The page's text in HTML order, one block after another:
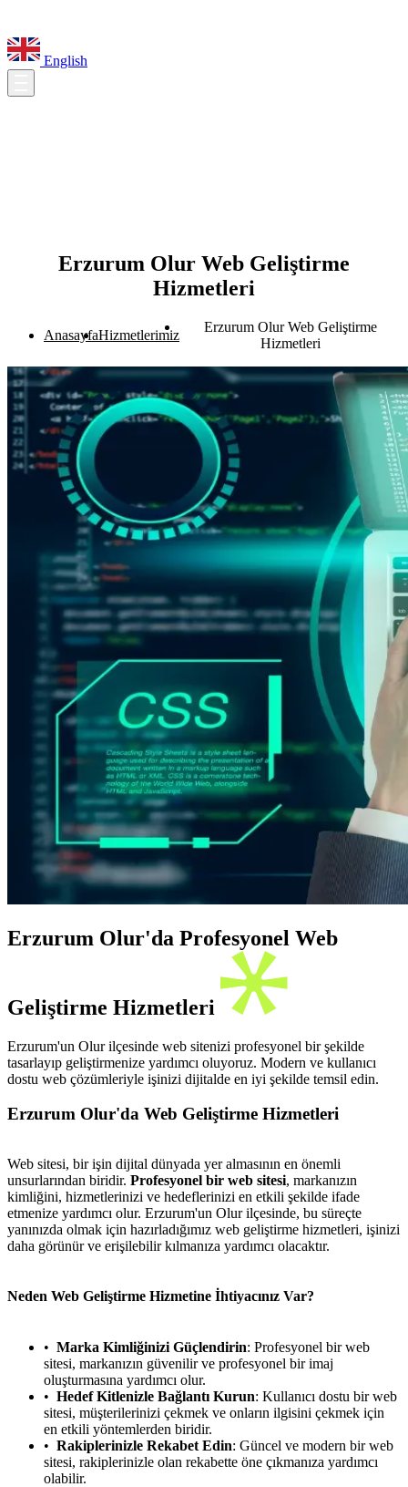
English
Erzurum Olur Web Geliştirme
Hizmetleri
AnasayfaHizmetlerimiz
Erzurum Olur Web Geliştirme
Hizmetleri
Erzurum Olur'da Profesyonel Web
Geliştirme Hizmetleri
Erzurum'un Olur ilçesinde web sitenizi profesyonel bir şekilde
tasarlayıp geliştirmenize yardımcı oluyoruz. Modern ve kullanıcı
dostu web çözümleriyle işinizi dijitalde en iyi şekilde temsil edin.
Erzurum Olur'da Web Geliştirme Hizmetleri
Web sitesi, bir işin dijital dünyada yer almasının en önemli
unsurlarından biridir. Profesyonel bir web sitesi, markanızın
kimliğini, hizmetlerinizi ve hedeflerinizi en etkili şekilde ifade
etmenize yardımcı olur. Erzurum'un Olur ilçesinde, bu süreçte
yanınızda olmak için hazırladığımız web geliştirme hizmetleri, işinizi
daha görünür ve erişilebilir kılmanıza yardımcı olacaktır.
Neden Web Geliştirme Hizmetine İhtiyacınız Var?
Marka Kimliğinizi Güçlendirin: Profesyonel bir web
sitesi, markanızın güvenilir ve profesyonel bir imaj
oluşturmasına yardımcı olur.
Hedef Kitlenizle Bağlantı Kurun: Kullanıcı dostu bir web
sitesi, müşterilerinizi çekmek ve onların ilgisini çekmek için
en etkili yöntemlerden biridir.
Rakiplerinizle Rekabet Edin: Güncel ve modern bir web
sitesi, rakiplerinizle olan rekabette öne çıkmanıza yardımcı
olabilir.